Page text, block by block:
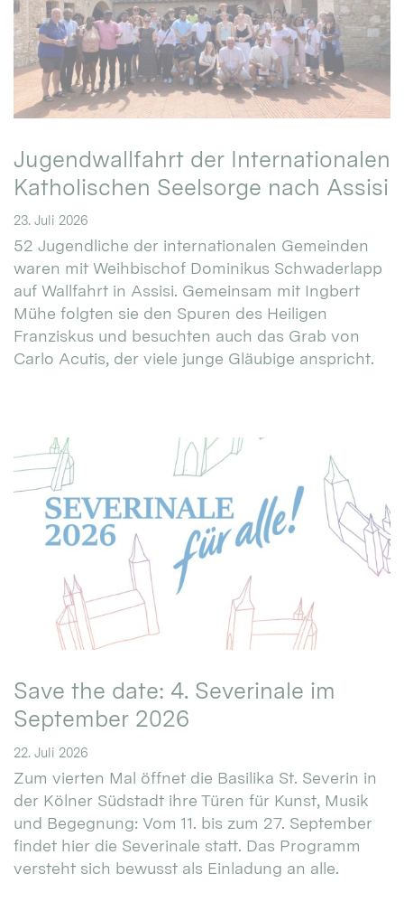
Jugendwallfahrt der Internationalen
Katholischen Seelsorge nach Assisi
23. Juli 2026
52 Jugendliche der internationalen Gemeinden
waren mit Weihbischof Dominikus Schwaderlapp
auf Wallfahrt in Assisi. Gemeinsam mit Ingbert
Mühe folgten sie den Spuren des Heiligen
Franziskus und besuchten auch das Grab von
Carlo Acutis, der viele junge Gläubige anspricht.
Save the date: 4. Severinale im
September 2026
22. Juli 2026
Zum vierten Mal öffnet die Basilika St. Severin in
der Kölner Südstadt ihre Türen für Kunst, Musik
und Begegnung: Vom 11. bis zum 27. September
findet hier die Severinale statt. Das Programm
versteht sich bewusst als Einladung an alle.